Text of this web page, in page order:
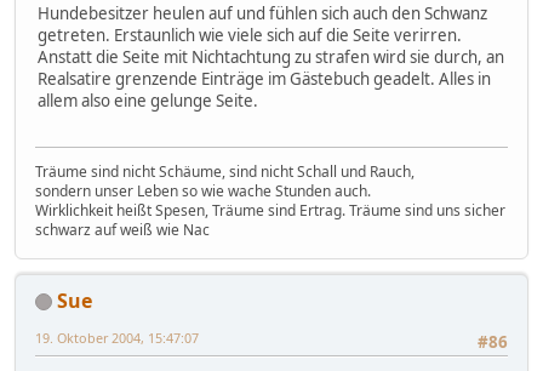
Hundebesitzer heulen auf und fühlen sich auch den Schwanz
getreten. Erstaunlich wie viele sich auf die Seite verirren.
Anstatt die Seite mit Nichtachtung zu strafen wird sie durch, an
Realsatire grenzende Einträge im Gästebuch geadelt. Alles in
allem also eine gelunge Seite.
Träume sind nicht Schäume, sind nicht Schall und Rauch,
sondern unser Leben so wie wache Stunden auch.
Wirklichkeit heißt Spesen, Träume sind Ertrag. Träume sind uns sicher
schwarz auf weiß wie Nac
Sue
#86
19. Oktober 2004, 15:47:07